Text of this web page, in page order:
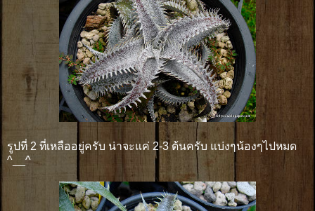
รูปที่ 2 ที่เหลืออยู่ครับ น่าจะแค่ 2-3 ต้นครับ แบ่งๆน้องๆไปหมด
^__^